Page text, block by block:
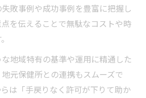
敗事例や成功事例を豊富に把握し
を伝えることで無駄なコストや時
地域特有の基準や運用に精通した
元保健所との連携もスムーズで
は「手戻りなく許可が下りて助か